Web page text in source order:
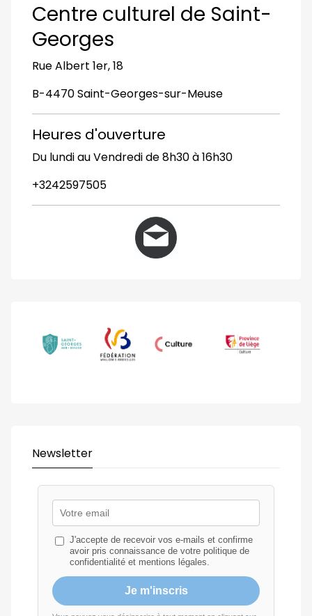
Centre culturel de Saint-
Georges
Rue Albert 1er, 18
B-4470 Saint-Georges-sur-Meuse
Heures d'ouverture
Du lundi au Vendredi de 8h30 à 16h30
+3242597505
Newsletter